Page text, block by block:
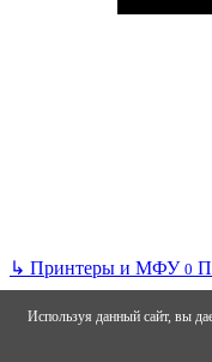
↳ Принтеры и МФУ 0
Используя данный сайт, вы